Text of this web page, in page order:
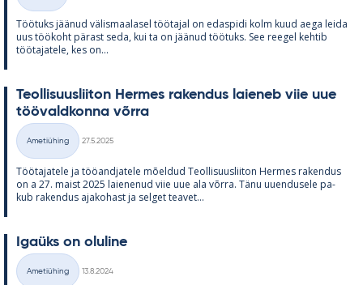
Kategooriad
Töö­tuks jää­nud vä­lis­maa­la­sel töö­ta­jal on edas­pidi kolm kuud aega leida
uus töö­koht pä­rast seda, kui ta on jää­nud töö­tuks. See ree­gel keh­tib
töö­ta­ja­tele, kes on...
Teol­li­suus­lii­ton Her­mes ra­ken­dus lai­e­neb viie uue
töö­vald­konna võrra
Kategooriad
Ametiühing
27.5.2025
Töö­ta­ja­tele ja töö­and­ja­tele mõel­dud Teol­li­suus­lii­ton Her­mes ra­ken­dus
on a 27. maist 2025 lai­e­ne­nud viie uue ala võrra. Tänu uu­en­dusele pa­
kub ra­ken­dus aja­ko­hast ja sel­get tea­vet...
Igaüks on olu­line
Kategooriad
Ametiühing
13.8.2024